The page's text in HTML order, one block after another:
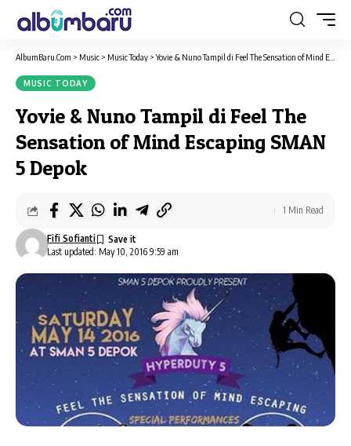
AlbumBaru.Com > Music > Music Today >Yovie & Nuno Tampil di Feel The Sensation of Mind Escaping SMAN 5 Depok
MUSIC TODAY
Yovie & Nuno Tampil di Feel The
Sensation of Mind Escaping SMAN
5 Depok
Last updated: May 10, 2016 9:59 am
Fifi Sofianti
1 Min Read